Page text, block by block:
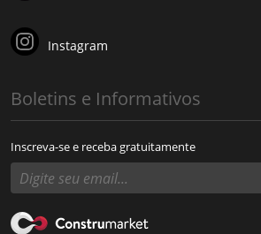
Instagram
Boletins e Informativos
Inscreva-se e receba gratuitamente